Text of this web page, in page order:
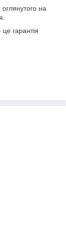
оглянутого на
гарантія